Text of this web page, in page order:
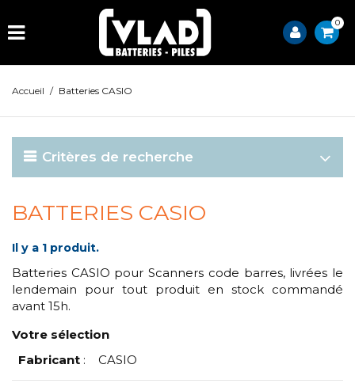
0
Accueil / Batteries CASIO
Critères de recherche
BATTERIES CASIO
Il y a 1 produit.
Batteries CASIO pour Scanners code barres, livrées le
lendemain pour tout produit en stock commandé
avant 15h.
Votre sélection
Fabricant : CASIO